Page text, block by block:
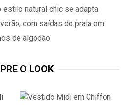
estilo natural chic se adapta
, com saídas de praia em
de algodão.
O LOOK